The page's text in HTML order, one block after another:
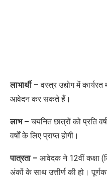
लाभार्थी –वस्त्र उद्योग में
आवेदन कर सकते हैं।
लाभ – चयनित छात्रों को प्रति
वर्षों के लिए प्राप्त होगी।
पात्रता – आवेदक ने 12वीं कक्षा
अंकों के साथ उत्तीर्ण की हो।